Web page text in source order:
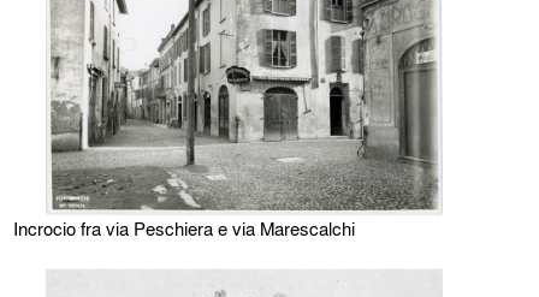
Incrocio fra via Peschiera e via Marescalchi